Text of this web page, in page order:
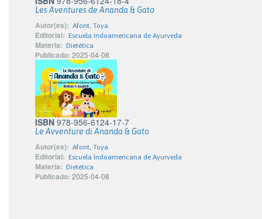
Les Aventures de Ananda & Gato
Autor(es): Afont, Toya
Editorial: Escuela Indoamericana de Ayurveda
Materia: Dietética
Publicado: 2025-04-08
ISBN 978-956-6124-17-7
Le Avventure di Ananda & Gato
Autor(es): Afont, Toya
Editorial: Escuela Indoamericana de Ayurveda
Materia: Dietética
Publicado: 2025-04-08